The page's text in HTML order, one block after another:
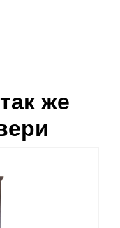
же